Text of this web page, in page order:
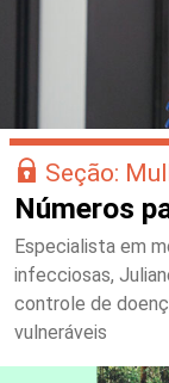
Seção:
Números
Especialista em
infecciosas,
controle de
vulneráveis